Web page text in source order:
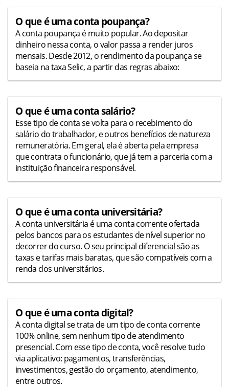
O que é uma conta poupança?
A conta poupança é muito popular. Ao depositar
dinheiro nessa conta, o valor passa a render juros
mensais. Desde 2012, o rendimento da poupança se
baseia na taxa Selic, a partir das regras abaixo:
O que é uma conta salário?
Esse tipo de conta se volta para o recebimento do
salário do trabalhador, e outros benefícios de natureza
remuneratória. Em geral, ela é aberta pela empresa
que contrata o funcionário, que já tem a parceria com a
instituição financeira responsável.
O que é uma conta universitária?
A conta universitária é uma conta corrente ofertada
pelos bancos para os estudantes de nível superior no
decorrer do curso. O seu principal diferencial são as
taxas e tarifas mais baratas, que são compatíveis com a
renda dos universitários.
O que é uma conta digital?
A conta digital se trata de um tipo de conta corrente
100% online, sem nenhum tipo de atendimento
presencial. Com esse tipo de conta, você resolve tudo
via aplicativo: pagamentos, transferências,
investimentos, gestão do orçamento, atendimento,
entre outros.